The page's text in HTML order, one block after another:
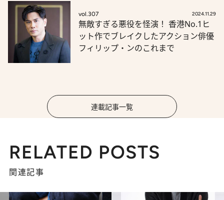
vol.307 2024.11.29
無敵すぎる悪役を怪演！ 香港No.1ヒ
ット作でブレイクしたアクション俳優
フィリップ・ンのこれまで
連載記事一覧
RELATED POSTS
関連記事